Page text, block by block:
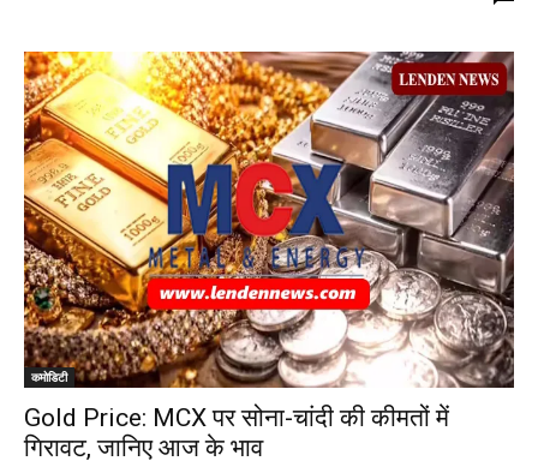
कमोडिटी
Gold Price: MCX पर सोना-चांदी की कीमतों में
गिरावट, जानिए आज के भाव